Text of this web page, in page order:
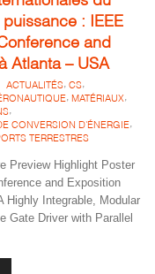
: IEEE
and
Atlanta – USA
ACTUALITÉS , CS ,
, MATÉRIAUX,
,
CONVERSION D'ÉNERGIE,
TERRESTRES
Preview Highlight Poster
and Exposition
Highly Integrable, Modular
Gate Driver with Parallel